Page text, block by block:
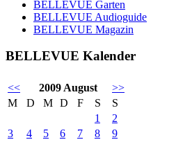
BELLEVUE Garten
BELLEVUE Audioguide
BELLEVUE Magazin
BELLEVUE Kalender
<< 2009 August
>>
M
D M D F S
S
1
2
3
4 5 6 7 8
9